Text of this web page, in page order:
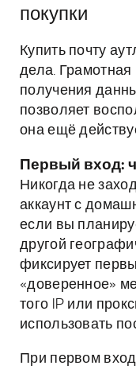
покупки
Купить почту
дела. Грамотная
получения
позволяет
она ещё
Первый вход:
Никогда не
аккаунт с
если вы
другой
фиксирует
«доверенное»
того IP или
использовать
При первом